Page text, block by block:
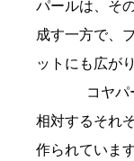
パールは、そ
成す一方で、
ットにも広が
コヤパ
相対するそれ
作られていま